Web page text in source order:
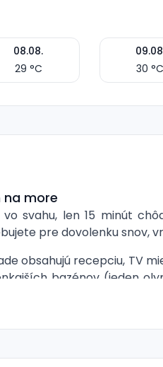
08.08.
29 °C
30 °C
more
svahu, len 15 minút
pre dovolenku snov,
obsahujú recepciu, TV
bazénov (jeden
ako DRSV, plus oddelená